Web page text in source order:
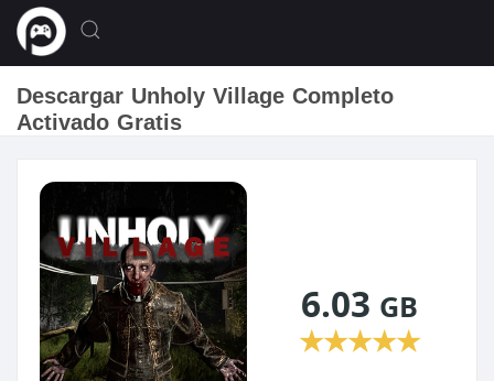
Descargar Unholy Village Completo
Activado Gratis
6.03 GB
★★★★★